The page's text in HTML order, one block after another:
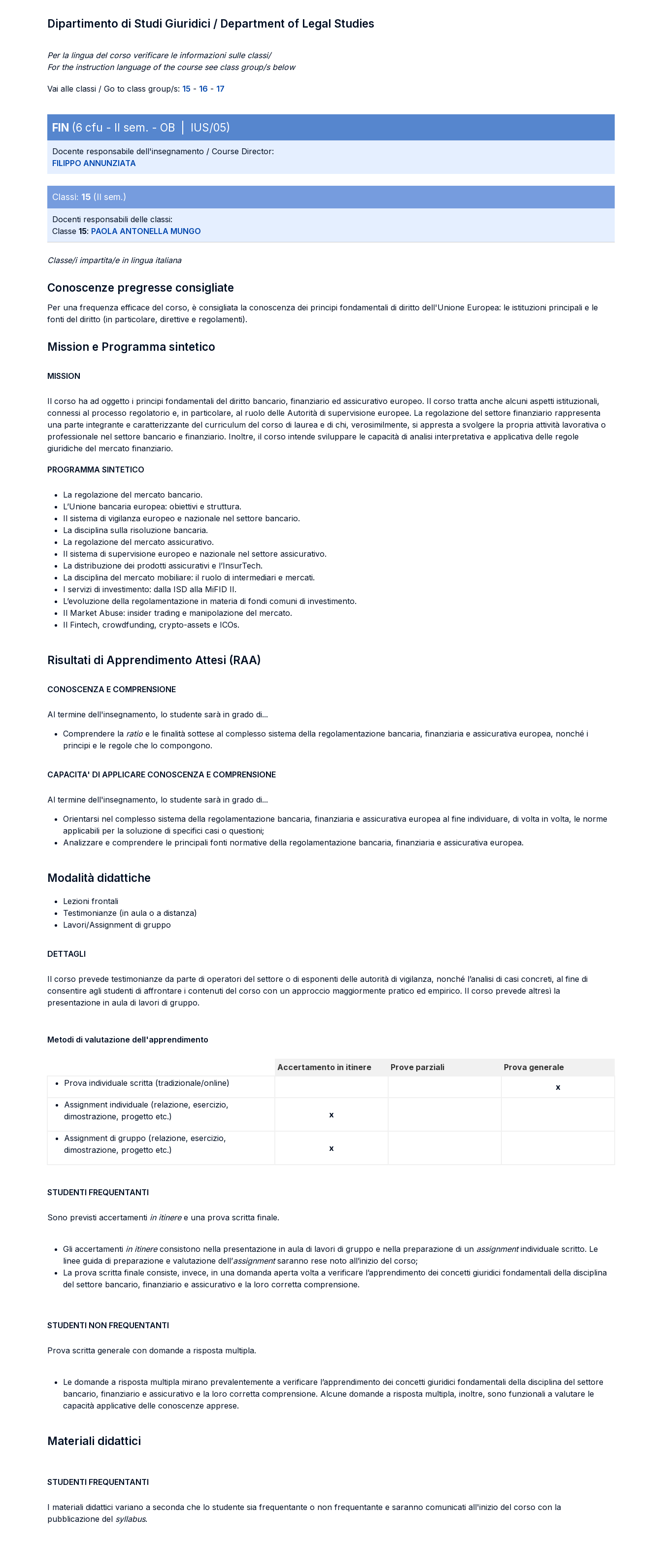
Dipartimento di Studi Giuridici / Department of Legal Studies
Per la lingua del corso verificare le informazioni sulle classi/
For the instruction language of the course see class group/s below
Vai alle classi / Go to class group/s: 15 - 16 - 17
FIN (6 cfu - II sem. - OB | IUS/05)
Docente responsabile dell'insegnamento / Course Director:
FILIPPO ANNUNZIATA
Classi: 15 (II sem.)
Docenti responsabili delle classi:
Classe 15: PAOLA ANTONELLA MUNGO
Classe/i impartita/e in lingua italiana
Conoscenze pregresse consigliate
Per una frequenza efficace del corso, è consigliata la conoscenza dei principi fondamentali di diritto dell'Unione Europea: le istituzioni principali e le
fonti del diritto (in particolare, direttive e regolamenti).
Mission e Programma sintetico
MISSION
Il corso ha ad oggetto i principi fondamentali del diritto bancario, finanziario ed assicurativo europeo. Il corso tratta anche alcuni aspetti istituzionali,
connessi al processo regolatorio e, in particolare, al ruolo delle Autorità di supervisione europee. La regolazione del settore finanziario rappresenta
una parte integrante e caratterizzante del curriculum del corso di laurea e di chi, verosimilmente, si appresta a svolgere la propria attività lavorativa o
professionale nel settore bancario e finanziario. Inoltre, il corso intende sviluppare le capacità di analisi interpretativa e applicativa delle regole
giuridiche del mercato finanziario.
PROGRAMMA SINTETICO
La regolazione del mercato bancario.
L’Unione bancaria europea: obiettivi e struttura.
Il sistema di vigilanza europeo e nazionale nel settore bancario.
La disciplina sulla risoluzione bancaria.
La regolazione del mercato assicurativo.
Il sistema di supervisione europeo e nazionale nel settore assicurativo.
La distribuzione dei prodotti assicurativi e l’InsurTech.
La disciplina del mercato mobiliare: il ruolo di intermediari e mercati.
I servizi di investimento: dalla ISD alla MiFID II.
L’evoluzione della regolamentazione in materia di fondi comuni di investimento.
Il Market Abuse: insider trading e manipolazione del mercato.
Il Fintech, crowdfunding, crypto-assets e ICOs.
Risultati di Apprendimento Attesi (RAA)
CONOSCENZA E COMPRENSIONE
Al termine dell'insegnamento, lo studente sarà in grado di...
Comprendere la ratio e le finalità sottese al complesso sistema della regolamentazione bancaria, finanziaria e assicurativa europea, nonché i
principi e le regole che lo compongono.
CAPACITA' DI APPLICARE CONOSCENZA E COMPRENSIONE
Al termine dell'insegnamento, lo studente sarà in grado di...
Orientarsi nel complesso sistema della regolamentazione bancaria, finanziaria e assicurativa europea al fine individuare, di volta in volta, le norme
applicabili per la soluzione di specifici casi o questioni;
Analizzare e comprendere le principali fonti normative della regolamentazione bancaria, finanziaria e assicurativa europea.
Modalità didattiche
Lezioni frontali
Testimonianze (in aula o a distanza)
Lavori/Assignment di gruppo
DETTAGLI
Il corso prevede testimonianze da parte di operatori del settore o di esponenti delle autorità di vigilanza, nonché l’analisi di casi concreti, al fine di
consentire agli studenti di affrontare i contenuti del corso con un approccio maggiormente pratico ed empirico. Il corso prevede altresì la
presentazione in aula di lavori di gruppo.
Metodi di valutazione dell'apprendimento
Accertamento in itinere Prove parziali
Prova generale
Prova individuale scritta (tradizionale/online)
x
Assignment individuale (relazione, esercizio,
dimostrazione, progetto etc.)
x
Assignment di gruppo (relazione, esercizio,
dimostrazione, progetto etc.)
x
STUDENTI FREQUENTANTI
Sono previsti accertamenti in itineree una prova scritta finale.
Gli accertamenti in itinereconsistono nella presentazione in aula di lavori di gruppo e nella preparazione di un assignmentindividuale scritto. Le
linee guida di preparazione e valutazione dell’assignmentsaranno rese noto all’inizio del corso;
La prova scritta finale consiste, invece, in una domanda aperta volta a verificare l’apprendimento dei concetti giuridici fondamentali della disciplina
del settore bancario, finanziario e assicurativo e la loro corretta comprensione.
STUDENTI NON FREQUENTANTI
Prova scritta generale con domande a risposta multipla.
Le domande a risposta multipla mirano prevalentemente a verificare l’apprendimento dei concetti giuridici fondamentali della disciplina del settore
bancario, finanziario e assicurativo e la loro corretta comprensione. Alcune domande a risposta multipla, inoltre, sono funzionali a valutare le
capacità applicative delle conoscenze apprese.
Materiali didattici
STUDENTI FREQUENTANTI
I materiali didattici variano a seconda che lo studente sia frequentante o non frequentante e saranno comunicati all'inizio del corso con la
pubblicazione del syllabus.